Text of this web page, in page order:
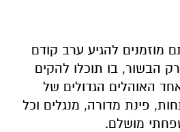
מוזמנים להגיע ערב קודם
הבשור, בו תוכלו להקים
האוהלים הגדולים של
פינת מדורה, מנגלים וכל
מושלם.